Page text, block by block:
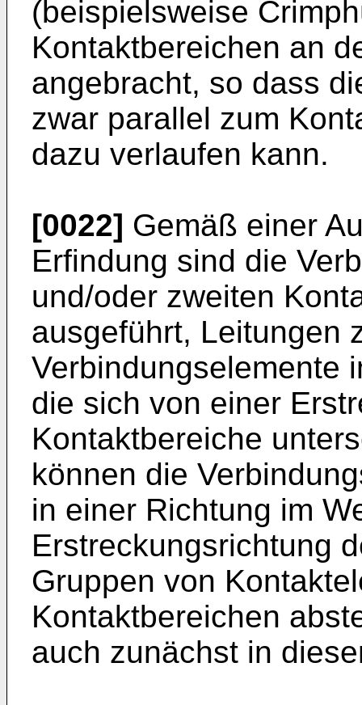
(beispielsweise
Kontaktbereichen an
angebracht, so dass
zwar parallel zum
dazu verlaufen kann.
[0022] Gemäß einer
Erfindung sind die
und/oder zweiten
ausgeführt, Leitungen
Verbindungselemente
die sich von einer
Kontaktbereiche
können die
in einer Richtung im
Erstreckungsrichtung
Gruppen von
Kontaktbereichen
auch zunächst in